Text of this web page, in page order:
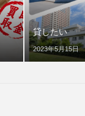
貸したい
2023年5月15日